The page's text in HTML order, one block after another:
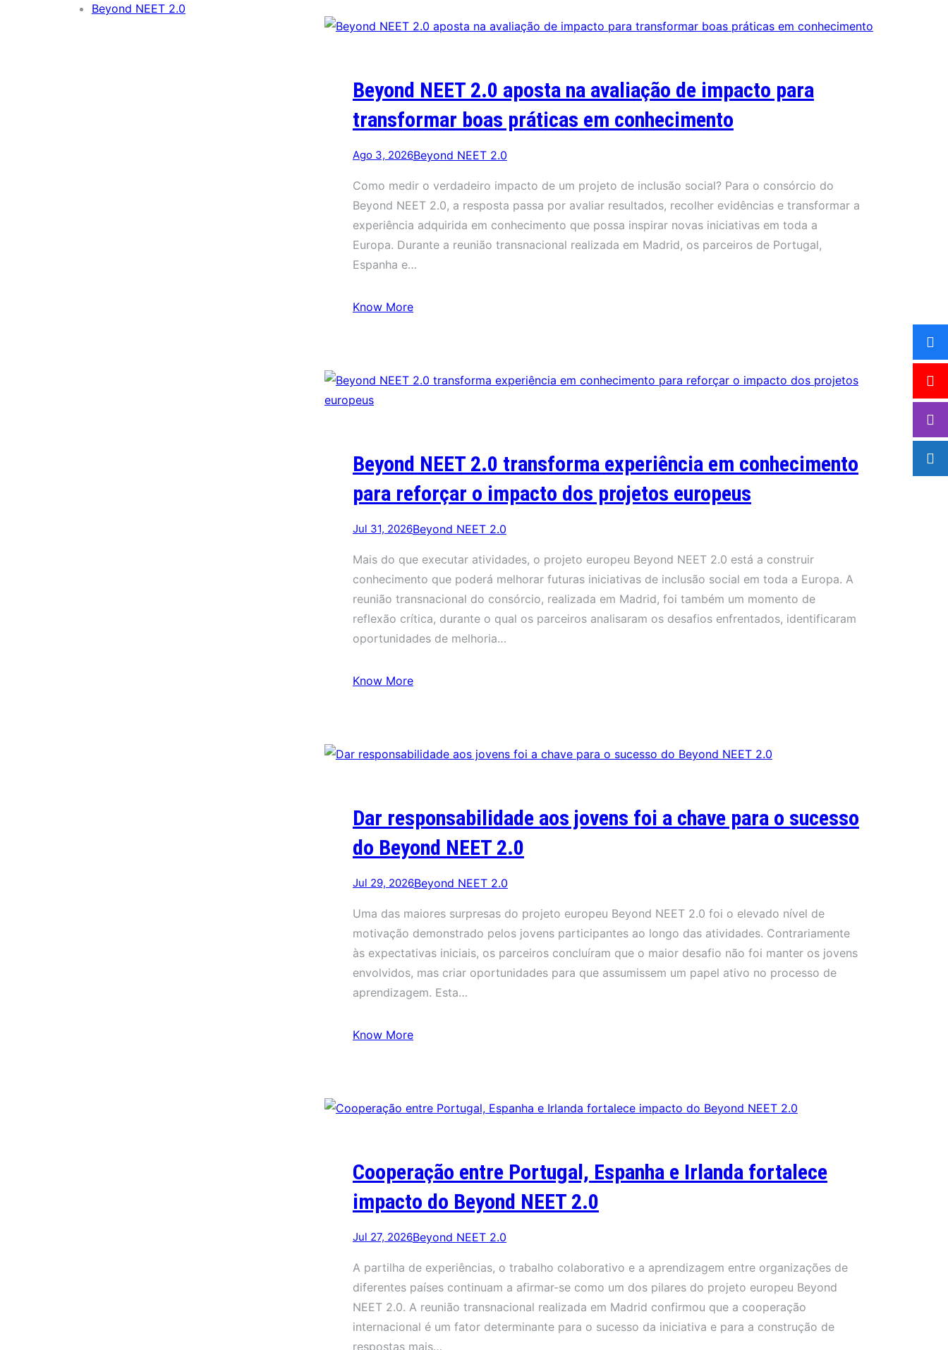
Beyond NEET 2.0
Beyond NEET 2.0 aposta na avaliação de impacto para
transformar boas práticas em conhecimento
Ago 3, 2026Beyond NEET 2.0
Como medir o verdadeiro impacto de um projeto de inclusão social? Para o consórcio do
Beyond NEET 2.0, a resposta passa por avaliar resultados, recolher evidências e transformar a
experiência adquirida em conhecimento que possa inspirar novas iniciativas em toda a
Europa. Durante a reunião transnacional realizada em Madrid, os parceiros de Portugal,
Espanha e…
Know More
Beyond NEET 2.0 transforma experiência em conhecimento
para reforçar o impacto dos projetos europeus
Jul 31, 2026Beyond NEET 2.0
Mais do que executar atividades, o projeto europeu Beyond NEET 2.0 está a construir
conhecimento que poderá melhorar futuras iniciativas de inclusão social em toda a Europa. A
reunião transnacional do consórcio, realizada em Madrid, foi também um momento de
reflexão crítica, durante o qual os parceiros analisaram os desafios enfrentados, identificaram
oportunidades de melhoria…
Know More
Dar responsabilidade aos jovens foi a chave para o sucesso
do Beyond NEET 2.0
Jul 29, 2026Beyond NEET 2.0
Uma das maiores surpresas do projeto europeu Beyond NEET 2.0 foi o elevado nível de
motivação demonstrado pelos jovens participantes ao longo das atividades. Contrariamente
às expectativas iniciais, os parceiros concluíram que o maior desafio não foi manter os jovens
envolvidos, mas criar oportunidades para que assumissem um papel ativo no processo de
aprendizagem. Esta…
Know More
Cooperação entre Portugal, Espanha e Irlanda fortalece
impacto do Beyond NEET 2.0
Jul 27, 2026Beyond NEET 2.0
A partilha de experiências, o trabalho colaborativo e a aprendizagem entre organizações de
diferentes países continuam a afirmar-se como um dos pilares do projeto europeu Beyond
NEET 2.0. A reunião transnacional realizada em Madrid confirmou que a cooperação
internacional é um fator determinante para o sucesso da iniciativa e para a construção de
respostas mais…